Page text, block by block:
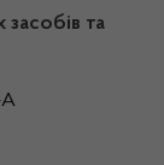
та
А